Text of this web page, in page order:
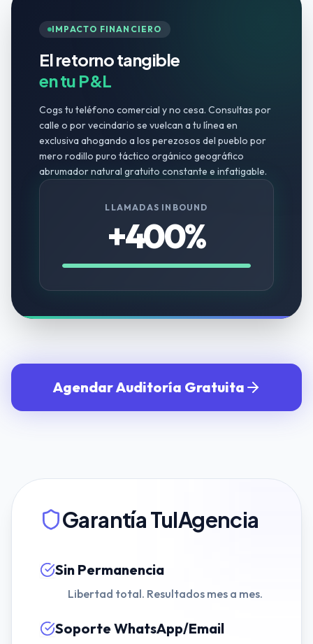
IMPACTO FINANCIERO
El retorno tangible
en tu P&L
Cogs tu teléfono comercial y no cesa. Consultas por
calle o por vecindario se vuelcan a tu línea en
exclusiva ahogando a los perezosos del pueblo por
mero rodillo puro táctico orgánico geográfico
abrumador natural gratuito constante e infatigable.
LLAMADAS INBOUND
+400%
Agendar Auditoría Gratuita
Garantía TuIAgencia
Sin Permanencia
Libertad total. Resultados mes a mes.
Soporte WhatsApp/Email